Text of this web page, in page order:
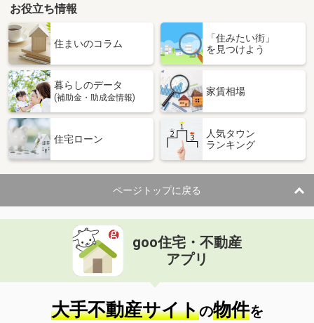
滋賀県草津市川原１
価 格
3,280万円
滋賀県草津市川原１
建物面積 101.02m²
土地面積
99.36m²
滋賀県高島市安曇川町川島
住 所
滋賀県高島市安曇川町川島
建物面積 104.75m²
土地面積 147.57m²
滋賀県高島市マキノ町西浜
価 格
2,580万円
住 所
滋賀県高島市マキノ町西浜
建物面積 201m²
土地面積
333.87m²
お役立ち情報
住まいのコラム
「住みたい街」
を見つけよう
暮らしのデータ
(補助金・助成金情報)
家賃相場
住宅ローン
人気タウン
ランキング
ページトップに戻る
goo住宅・不動産
アプリ
大手不動産サイトの物件を